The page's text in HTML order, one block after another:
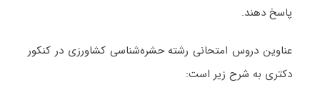
پاسخ دهند.
عناوین دروس امتحانی رشته حشره‌شناسی کشاورزی در کنکور
دکتری به شرح زیر است: